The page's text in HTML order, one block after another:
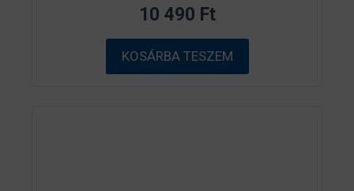
5
b
ő
l
10 490 Ft
KOSÁRBA TESZEM